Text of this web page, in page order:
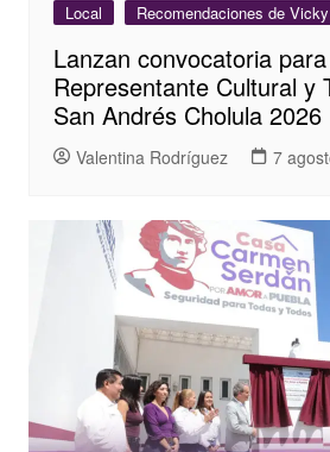
Local Recomendaciones de Vicky
Lanzan convocatoria
Representante Cultural y
San Andrés Cholula 2026
Valentina Rodríguez 7